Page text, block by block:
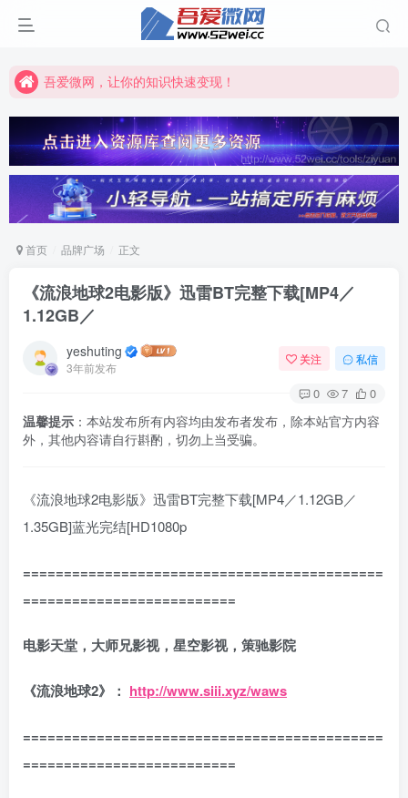
吾爱微网，让你的知识快速变现！
吾爱微网，让你的知识快速变现！
首页 品牌广场 正文
《流浪地球2电影版》迅雷BT完整下载[MP4／
1.12GB／
yeshuting
3年前发布
关注 私信
0 7 0
温馨提示 ：本站发布所有内容均由发布者发布，除本站官方内容
外，其他内容请自行斟酌，切勿上当受骗。
《流浪地球2电影版》迅雷BT完整下载[MP4／1.12GB／
1.35GB]蓝光完结[HD1080p
============================================
==========================
电影天堂，大师兄影视，星空影视，策驰影院
《流浪地球2》： http://www.siii.xyz/waws
============================================
==========================